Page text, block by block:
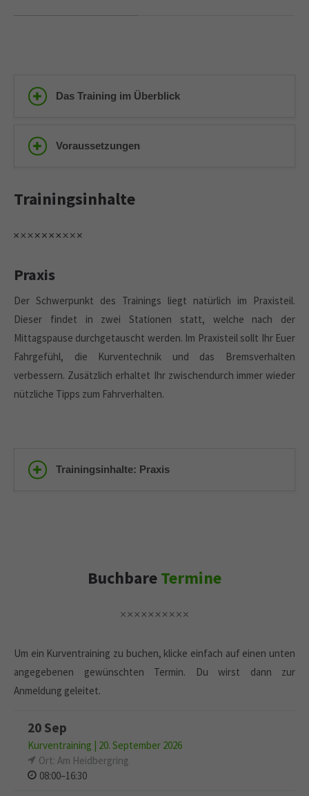
Das Training im Überblick
Voraussetzungen
Trainingsinhalte
Praxis
Der Schwerpunkt des Trainings liegt natürlich im Praxisteil.
Dieser findet in zwei Stationen statt, welche nach der
Mittagspause durchgetauscht werden. Im Praxisteil sollt Ihr Euer
Fahrgefühl, die Kurventechnik und das Bremsverhalten
verbessern. Zusätzlich erhaltet Ihr zwischendurch immer wieder
nützliche Tipps zum Fahrverhalten.
Trainingsinhalte: Praxis
BuchbareTermine
Um ein Kurventraining zu buchen, klicke einfach auf einen unten
angegebenen gewünschten Termin. Du wirst dann zur
Anmeldung geleitet.
20 Sep
Kurventraining | 20. September 2026
Ort: Am Heidbergring
08:00–16:30